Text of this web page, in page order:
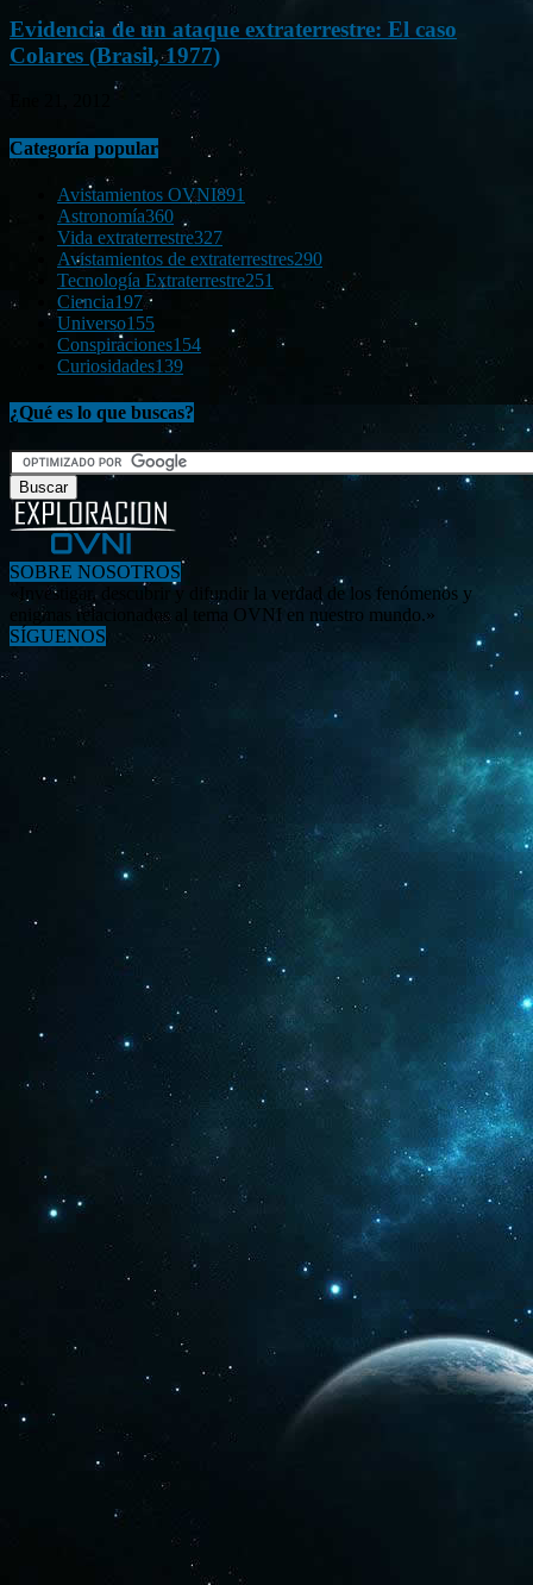
Evidencia de un ataque extraterrestre: El caso
Colares (Brasil, 1977)
Categoría popular
Avistamientos OVNI891
Astronomía360
Vida extraterrestre327
Avistamientos de extraterrestres290
Tecnología Extraterrestre251
Ciencia197
Universo155
Conspiraciones154
Curiosidades139
¿Qué es lo que buscas?
SOBRE NOSOTROS
«Investigar, descubrir y difundir la verdad de los fenómenos y
enigmas relacionados al tema OVNI en nuestro mundo.»
SÍGUENOS